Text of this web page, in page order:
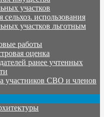
участков
сельхоз. использования
участков льготным
работы
оценка
ранее учтенных
участников СВО и членов